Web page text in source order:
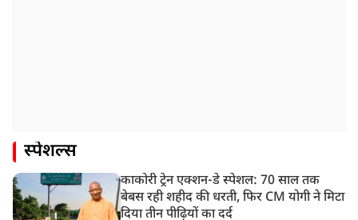
स्पेशल्स
काकोरी ट्रेन एक्शन-डे स्पेशल: 70 साल तक
बेबस रही शहीद की धरती, फिर CM योगी ने मिटा
दिया तीन पीढ़ियों का दर्द